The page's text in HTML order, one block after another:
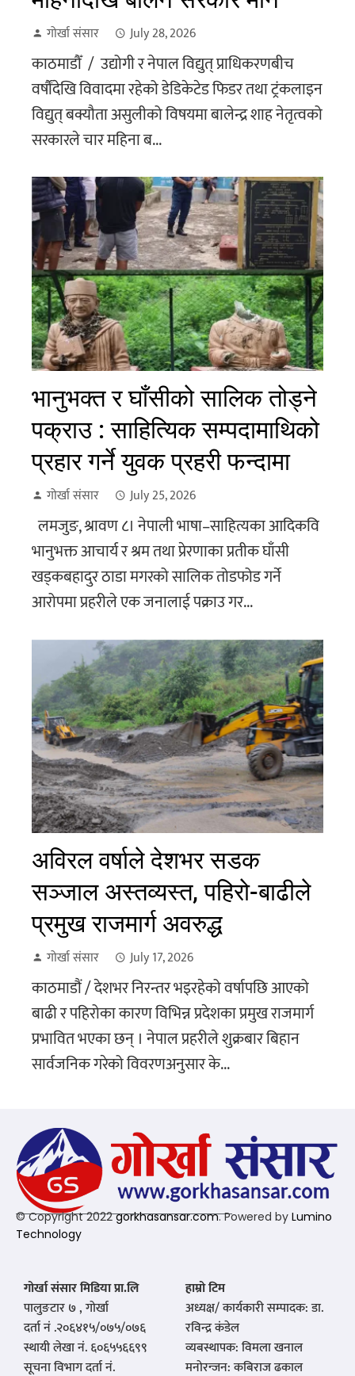
गोर्खा संसार July 28, 2026
काठमाडौँ / उद्योगी र नेपाल विद्युत् प्राधिकरणबीच
वर्षौंदेखि विवादमा रहेको डेडिकेटेड फिडर तथा ट्रंकलाइन
विद्युत् बक्यौता असुलीको विषयमा बालेन्द्र शाह नेतृत्वको
सरकारले चार महिना ब...
भानुभक्त र घाँसीको सालिक तोड्ने
पक्राउ : साहित्यिक सम्पदामाथिको
प्रहार गर्ने युवक प्रहरी फन्दामा
गोर्खा संसार July 25, 2026
लमजुङ, श्रावण ८। नेपाली भाषा–साहित्यका आदिकवि
भानुभक्त आचार्य र श्रम तथा प्रेरणाका प्रतीक घाँसी
खड्कबहादुर ठाडा मगरको सालिक तोडफोड गर्ने
आरोपमा प्रहरीले एक जनालाई पक्राउ गर...
अविरल वर्षाले देशभर सडक
सञ्जाल अस्तव्यस्त, पहिरो-बाढीले
प्रमुख राजमार्ग अवरुद्ध
गोर्खा संसार July 17, 2026
काठमाडौं / देशभर निरन्तर भइरहेको वर्षापछि आएको
बाढी र पहिरोका कारण विभिन्न प्रदेशका प्रमुख राजमार्ग
प्रभावित भएका छन् । नेपाल प्रहरीले शुक्रबार बिहान
सार्वजनिक गरेको विवरणअनुसार के...
© Copyright 2022gorkhasansar.com. Powered by Lumino
Technology
गोर्खा संसार मिडिया प्रा.लि
पालुङटार ७ , गोर्खा
दर्ता नं .२०६४१५/०७५/०७६
स्थायी लेखा नं. ६०६५५६६९९
सूचना विभाग दर्ता नं.
हाम्रो टिम
अध्यक्ष/ कार्यकारी सम्पादक: डा.
रविन्द्र कंडेल
व्यबस्थापक: विमला खनाल
मनोरन्जन: कबिराज ढकाल